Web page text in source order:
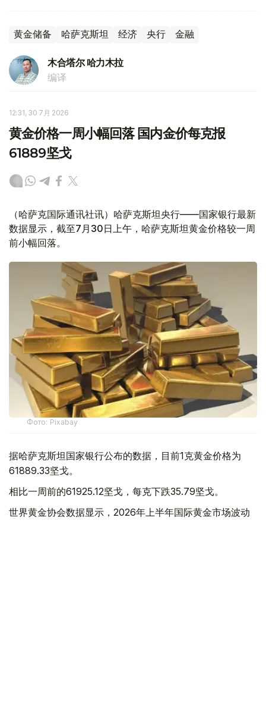
黄金储备 哈萨克斯坦 经济 央行 金融
木合塔尔 哈力木拉
编译
12:31, 30 7月 2026
黄金价格一周小幅回落 国内金价每克报
61889坚戈
（哈萨克国际通讯社讯）哈萨克斯坦央行——国家银行最新
数据显示，截至7月30日上午，哈萨克斯坦黄金价格较一周
前小幅回落。
Фото: Pixabay
据哈萨克斯坦国家银行公布的数据，目前1克黄金价格为
61889.33坚戈。
相比一周前的61925.12坚戈，每克下跌35.79坚戈。
世界黄金协会数据显示，2026年上半年国际黄金市场波动